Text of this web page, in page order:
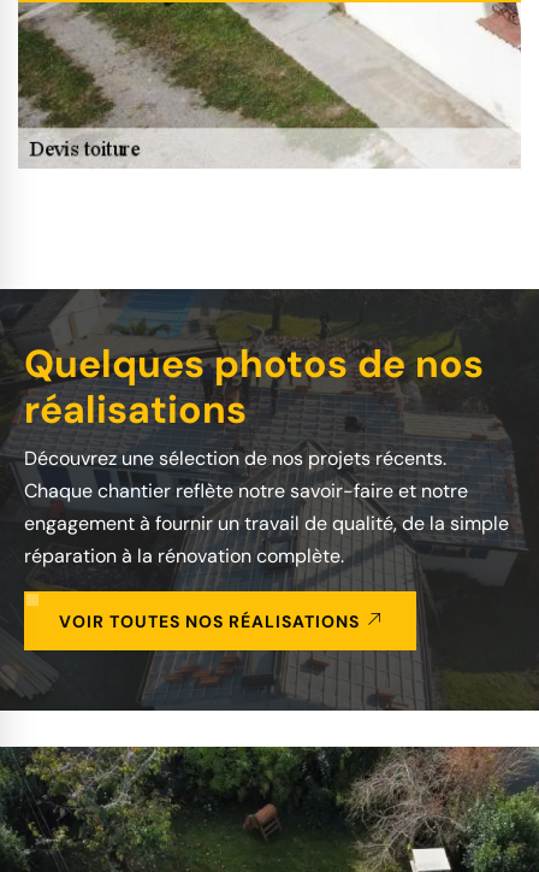
Quelques photos de nos
réalisations
Découvrez une sélection de nos projets récents.
Chaque chantier reflète notre savoir-faire et notre
engagement à fournir un travail de qualité, de la simple
réparation à la rénovation complète.
VOIR TOUTES NOS RÉALISATIONS